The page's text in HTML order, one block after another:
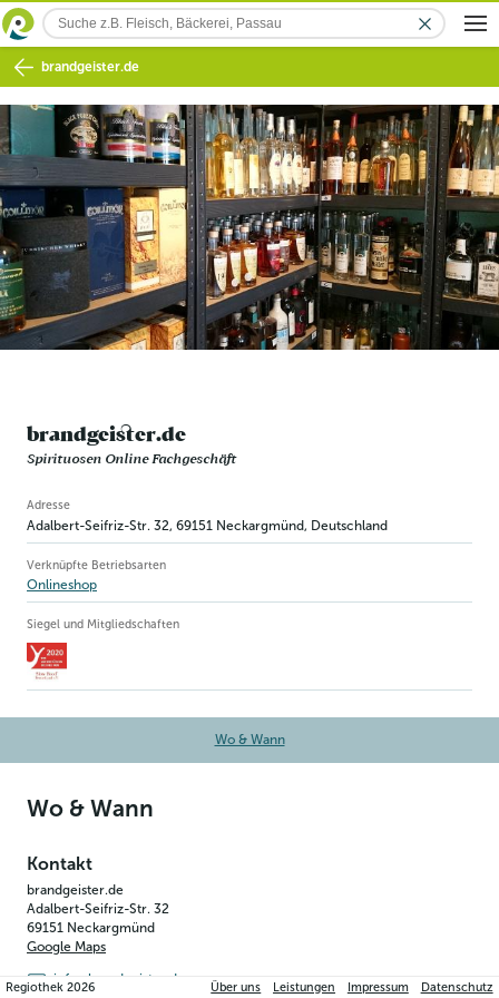
brandgeister.de
brandgeister.de
Spirituosen Online Fachgeschäft
Betriebsinformation
Adresse
Adalbert-Seifriz-Str. 32, 69151 Neckargmünd, Deutschland
Verknüpfte Betriebsarten
Onlineshop
Siegel und Mitgliedschaften
Wo & Wann
Wo & Wann
Kontakt
brandgeister.de
Adalbert-Seifriz-Str. 32
69151 Neckargmünd
Google Maps
info@brandgeister.de
Regiothek2026 Über uns Leistungen Impressum Datenschutz